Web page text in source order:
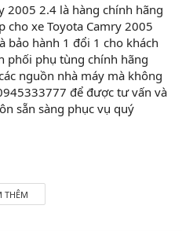
2005 2.4 là hàng chính hãng
cho xe Toyota Camry 2005
bảo hành 1 đổi 1 cho khách
phối phụ tùng chính hãng
nguồn nhà máy mà không
để được tư vấn và
sẵn sàng phục vụ quý
THÊM